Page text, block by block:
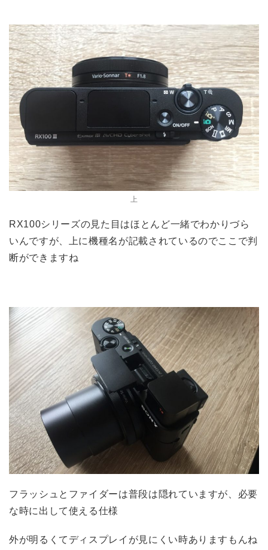
上
RX100シリーズの見た目はほとんど一緒でわかりづら
いんですが、上に機種名が記載されているのでここで判
断ができますね
フラッシュとファイダーは普段は隠れていますが、必要
な時に出して使える仕様
外が明るくてディスプレイが見にくい時ありますもんね